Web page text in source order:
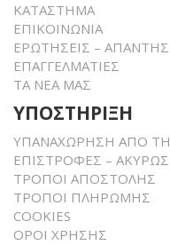
ΚΑΤΑΣΤΗΜΑ
ΕΠΙΚΟΙΝΩΝΙΑ
ΕΡΩΤΗΣΕΙΣ –
ΕΠΑΓΓΕΛΜΑΤΙΕΣ
ΤΑ ΝΕΑ ΜΑΣ
ΥΠΟΣΤΗΡΙΞΗ
ΥΠΑΝΑΧΩΡΗΣΗ ΑΠΟ
ΕΠΙΣΤΡΟΦΕΣ –
ΤΡΟΠΟΙ ΑΠΟΣΤΟΛΗΣ
ΤΡΟΠΟΙ ΠΛΗΡΩΜΗΣ
COOKIES
ΟΡΟΙ ΧΡΗΣΗΣ